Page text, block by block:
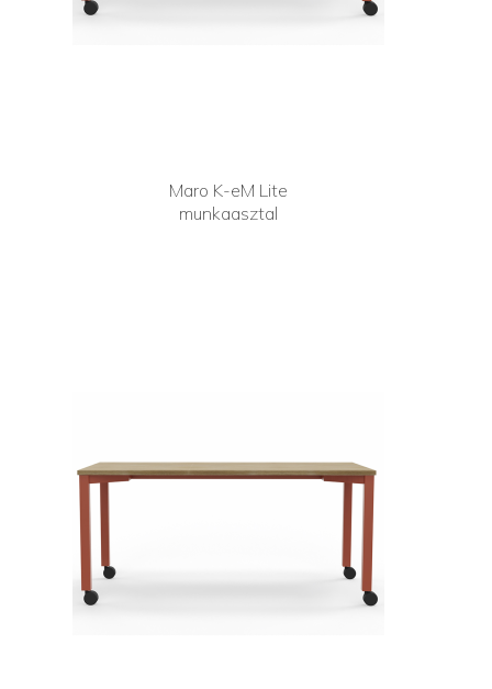
Maro K-eM Lite
munkaasztal